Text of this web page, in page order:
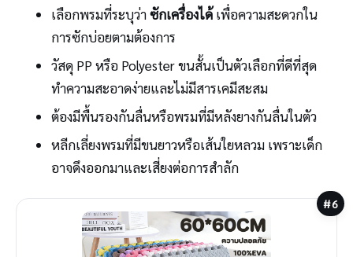
เลือกพรมที่ระบุว่าซักเครื่องได้เพื่อความสะดวกใน
การซักบ่อยตามต้องการ
วัสดุ PP หรือ Polyester ขนสั้นเป็นตัวเลือกที่ดีที่สุด
ทำความสะอาดง่ายและไม่มีสารเคมีสะสม
ต้องมีพื้นรองกันลื่นหรือพรมที่มีหลังยางกันลื่นในตัว
หลีกเลี่ยงพรมที่มีขนยาวหรือเส้นใยหลวม เพราะเด็ก
อาจดึงออกมาและเสี่ยงต่อการสำลัก
#6